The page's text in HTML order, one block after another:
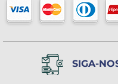
SIGA-